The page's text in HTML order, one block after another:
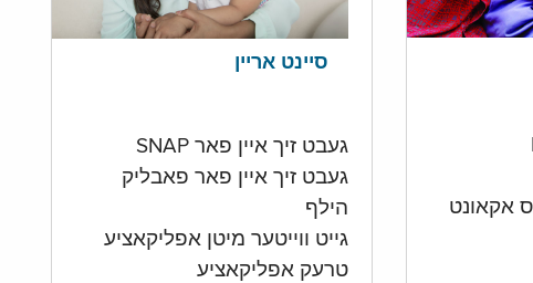
סיינט אריין
געבט זיך איין פאר SNAP
געבט זיך איין פאר פאבליק
הילף
גייט ווייטער מיטן אפליקאציע
טרעק אפליקאציע